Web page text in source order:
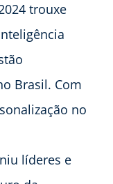
trouxe
Brasil. Com
no
líderes e